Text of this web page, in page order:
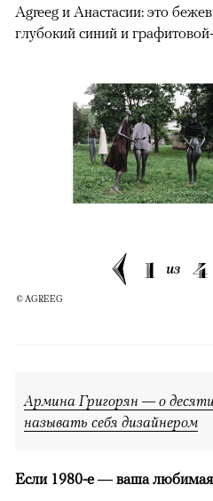
Agreeg и Анастасии: это
глубокий синий и
1 из 4
© AGREEG
Армина Григорян — о
называть себя дизайнером
Если 1980-е — ваша любимая